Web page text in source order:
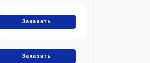
Заказать
Заказать